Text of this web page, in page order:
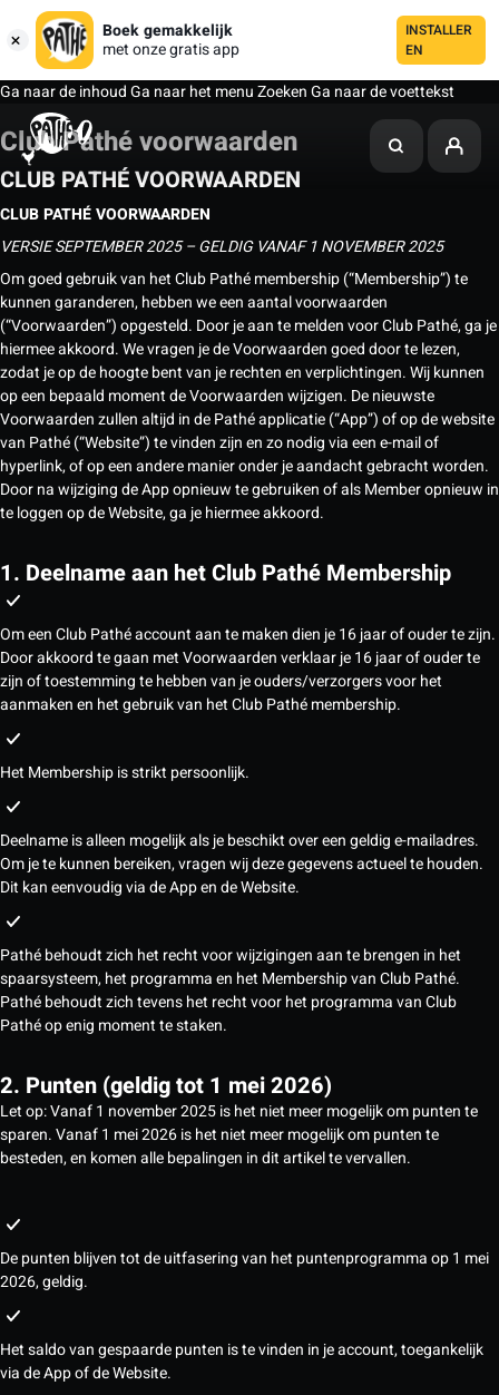
Boek gemakkelijk
met onze gratis app
INSTALLER
EN
Ga naar de inhoudGa naar het menuZoekenGa naar de voettekst
Club Pathé voorwaarden
CLUB PATHÉ VOORWAARDEN
CLUB PATHÉ VOORWAARDEN
VERSIE SEPTEMBER 2025 – GELDIG VANAF 1 NOVEMBER 2025
Om goed gebruik van het Club Pathé membership (“Membership”) te
kunnen garanderen, hebben we een aantal voorwaarden
(“Voorwaarden”) opgesteld. Door je aan te melden voor Club Pathé, ga je
hiermee akkoord. We vragen je de Voorwaarden goed door te lezen,
zodat je op de hoogte bent van je rechten en verplichtingen. Wij kunnen
op een bepaald moment de Voorwaarden wijzigen. De nieuwste
Voorwaarden zullen altijd in de Pathé applicatie (“App”) of op de website
van Pathé (“Website”) te vinden zijn en zo nodig via een e-mail of
hyperlink, of op een andere manier onder je aandacht gebracht worden.
Door na wijziging de App opnieuw te gebruiken of als Member opnieuw in
te loggen op de Website, ga je hiermee akkoord.
1. Deelname aan het Club Pathé Membership
Om een Club Pathé account aan te maken dien je 16 jaar of ouder te zijn.
Door akkoord te gaan met Voorwaarden verklaar je 16 jaar of ouder te
zijn of toestemming te hebben van je ouders/verzorgers voor het
aanmaken en het gebruik van het Club Pathé membership.
Het Membership is strikt persoonlijk.
Deelname is alleen mogelijk als je beschikt over een geldig e-mailadres.
Om je te kunnen bereiken, vragen wij deze gegevens actueel te houden.
Dit kan eenvoudig via de App en de Website.
Pathé behoudt zich het recht voor wijzigingen aan te brengen in het
spaarsysteem, het programma en het Membership van Club Pathé.
Pathé behoudt zich tevens het recht voor het programma van Club
Pathé op enig moment te staken.
2. Punten (geldig tot 1 mei 2026)
Let op: Vanaf 1 november 2025 is het niet meer mogelijk om punten te
sparen. Vanaf 1 mei 2026 is het niet meer mogelijk om punten te
besteden, en komen alle bepalingen in dit artikel te vervallen.
De punten blijven tot de uitfasering van het puntenprogramma op 1 mei
2026, geldig.
Het saldo van gespaarde punten is te vinden in je account, toegankelijk
via de App of de Website.